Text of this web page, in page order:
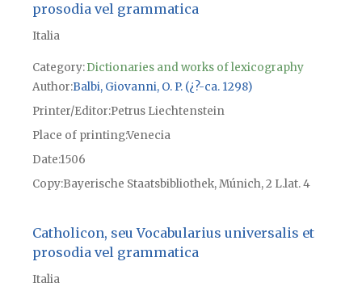
prosodia vel grammatica
Italia
Category:Dictionaries and works of lexicography
Author Balbi, Giovanni, O. P. (¿?-ca. 1298)
Printer/Editor Petrus Liechtenstein
Place of printingVenecia
Date1506
CopyBayerische Staatsbibliothek, Múnich, 2 L.lat. 4
Catholicon, seu Vocabularius universalis et
prosodia vel grammatica
Italia